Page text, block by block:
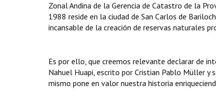
Zonal Andina de la Gerencia de Catastro de la
1988 reside en la ciudad de San Carlos de
incansable de la creación de reservas naturales
Es por ello, que creemos relevante declarar de
Nahuel Huapi, escrito por Cristian Pablo Müller
mismo pone en valor nuestra historia